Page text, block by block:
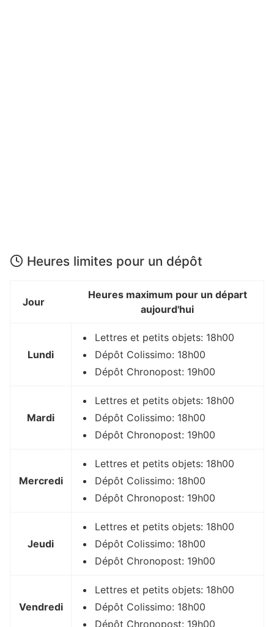
Heures limites pour un dépôt
Jour
Heures maximum pour un départ
aujourd'hui
Lundi
Lettres et petits objets: 18h00
Dépôt Colissimo: 18h00
Dépôt Chronopost: 19h00
Mardi
Lettres et petits objets: 18h00
Dépôt Colissimo: 18h00
Dépôt Chronopost: 19h00
Mercredi
Lettres et petits objets: 18h00
Dépôt Colissimo: 18h00
Dépôt Chronopost: 19h00
Jeudi
Lettres et petits objets: 18h00
Dépôt Colissimo: 18h00
Dépôt Chronopost: 19h00
Vendredi
Lettres et petits objets: 18h00
Dépôt Colissimo: 18h00
Dépôt Chronopost: 19h00